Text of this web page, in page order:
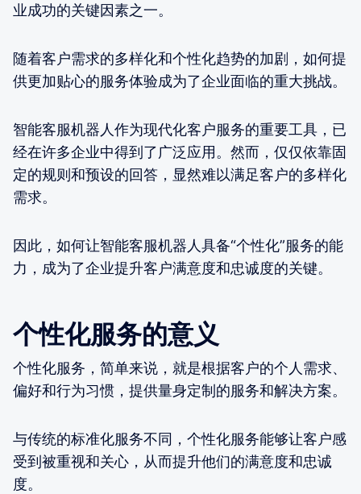
业成功的关键因素之一。
随着客户需求的多样化和个性化趋势的加剧，如何提
供更加贴心的服务体验成为了企业面临的重大挑战。
智能客服机器人作为现代化客户服务的重要工具，已
经在许多企业中得到了广泛应用。然而，仅仅依靠固
定的规则和预设的回答，显然难以满足客户的多样化
需求。
因此，如何让智能客服机器人具备“个性化”服务的能
力，成为了企业提升客户满意度和忠诚度的关键。
个性化服务的意义
个性化服务，简单来说，就是根据客户的个人需求、
偏好和行为习惯，提供量身定制的服务和解决方案。
与传统的标准化服务不同，个性化服务能够让客户感
受到被重视和关心，从而提升他们的满意度和忠诚
度。